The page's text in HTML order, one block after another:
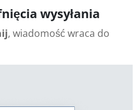
wysyłania
, wiadomość wraca do